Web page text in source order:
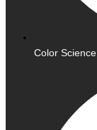
Color Science